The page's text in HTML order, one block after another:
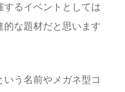
るイベントとしては
的な題材だと思います
う名前やメガネ型コ